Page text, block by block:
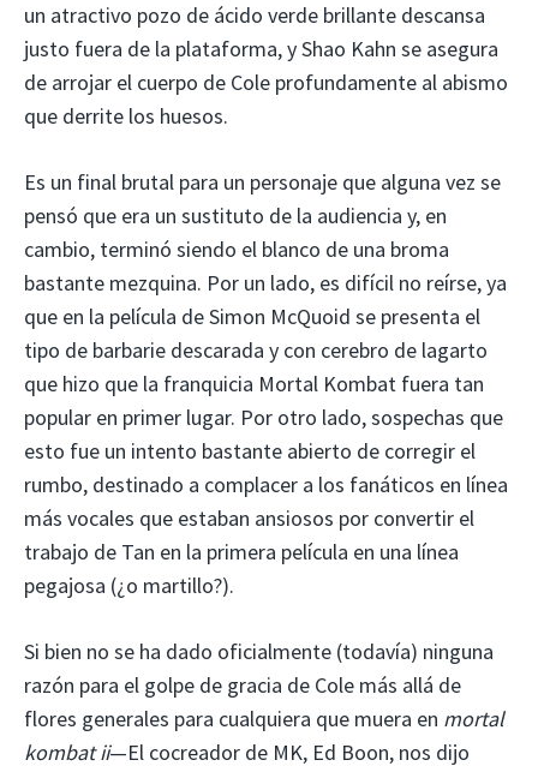
un atractivo pozo de ácido verde brillante descansa
justo fuera de la plataforma, y ​​Shao Kahn se asegura
de arrojar el cuerpo de Cole profundamente al abismo
que derrite los huesos.
Es un final brutal para un personaje que alguna vez se
pensó que era un sustituto de la audiencia y, en
cambio, terminó siendo el blanco de una broma
bastante mezquina. Por un lado, es difícil no reírse, ya
que en la película de Simon McQuoid se presenta el
tipo de barbarie descarada y con cerebro de lagarto
que hizo que la franquicia Mortal Kombat fuera tan
popular en primer lugar. Por otro lado, sospechas que
esto fue un intento bastante abierto de corregir el
rumbo, destinado a complacer a los fanáticos en línea
más vocales que estaban ansiosos por convertir el
trabajo de Tan en la primera película en una línea
pegajosa (¿o martillo?).
Si bien no se ha dado oficialmente (todavía) ninguna
razón para el golpe de gracia de Cole más allá de
flores generales para cualquiera que muera en mortal
kombat ii—El cocreador de MK, Ed Boon, nos dijo